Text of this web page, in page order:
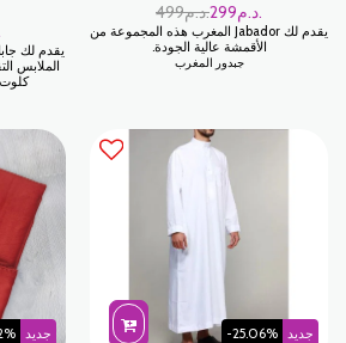
499 د.م.299 د.م.
يقدم لك Jabador المغرب هذه المجموعة من
الأقمشة عالية الجودة.
جبدور المغرب
يقدم لك
الملابس
كلوت 100/100 قطن للرجال.
جديد -25.06% جديد